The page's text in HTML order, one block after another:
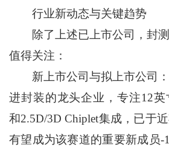
行业新动态与关键趋势
除了上述已上市公司，封测
值得关注：
新上市公司与拟上市公司：
进封装的龙头企业，专注12
和2.5D/3D Chiplet集成，已于
有望成为该赛道的重要新成员-